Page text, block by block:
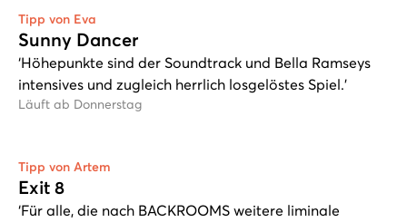
Tipp von Eva
Sunny Dancer
‘Höhepunkte sind der Soundtrack und Bella Ramseys
intensives und zugleich herrlich losgelöstes Spiel.’
Läuft ab Donnerstag
Tipp von Artem
Exit 8
‘Für alle, die nach BACKROOMS weitere liminale